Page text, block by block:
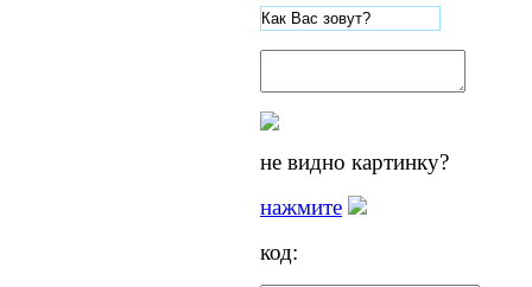
не видно картинку?
нажмите
код: